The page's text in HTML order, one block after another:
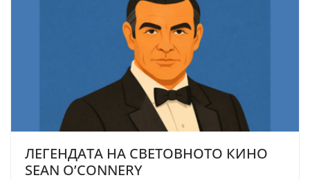
ЛЕГЕНДАТА НА СВЕТОВНОТО КИНО
SEAN O’CONNERY